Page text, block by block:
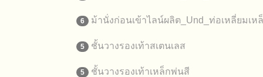
6 ม้านั่งก่อนเข้าไลน์ผลิต_Und_ท่อเหลี่ยมเห
5 ชั้นวางรองเท้าสเตนเลส
5 ชั้นวางรองเท้าเหล็กพ่นสี